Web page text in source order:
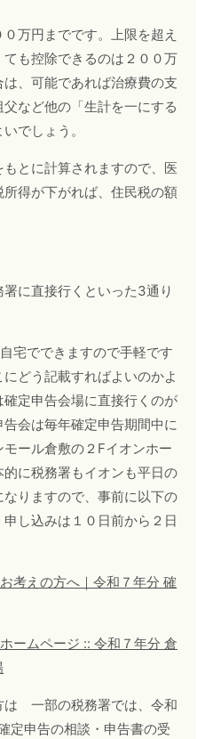
万円までです。上限を超え
も控除できるのは２００万
、可能であれば治療費の支
など他の「生計を一にする
でしょう。
とに計算されますので、医
得が下がれば、住民税の額
に直接行くといった3通り
宅でできますので手軽です
どう記載すればよいのかよ
定申告会場に直接行くのが
会は毎年確定申告期間中に
ール倉敷の２Fイオンホー
に税務署もイオンも平日の
りますので、事前に以下の
し込みは１０日前から２日
考えの方へ｜令和７年分 確
ームページ :: 令和７年分 倉
は 一部の税務署では、令和
定申告の相談・申告書の受